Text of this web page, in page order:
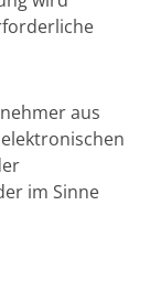
aus
im Sinne